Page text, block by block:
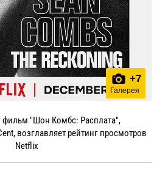
+7
Галерея
"Шон Комбс: Расплата",
возглавляет рейтинг просмотров
Netflix